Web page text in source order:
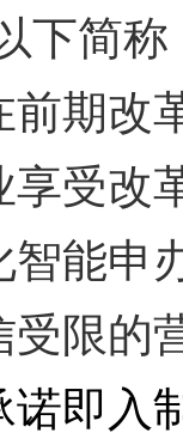
下简
期改
享受改
能申
限的
入